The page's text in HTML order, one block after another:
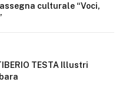
culturale “Voci,
TESTA Illustri